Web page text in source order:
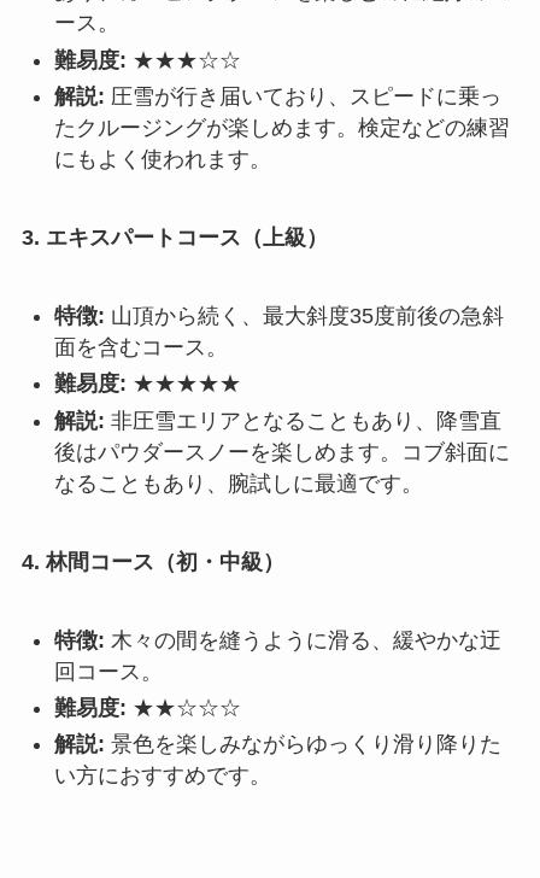
ース。
難易度: ★★★☆☆
解説: 圧雪が行き届いており、スピードに乗っ
たクルージングが楽しめます。検定などの練習
にもよく使われます。
3. エキスパートコース（上級）
特徴: 山頂から続く、最大斜度35度前後の急斜
面を含むコース。
難易度: ★★★★★
解説: 非圧雪エリアとなることもあり、降雪直
後はパウダースノーを楽しめます。コブ斜面に
なることもあり、腕試しに最適です。
4. 林間コース（初・中級）
特徴: 木々の間を縫うように滑る、緩やかな迂
回コース。
難易度: ★★☆☆☆
解説: 景色を楽しみながらゆっくり滑り降りた
い方におすすめです。